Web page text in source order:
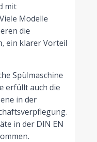
mit
Modelle
die
ein klarer Vorteil
Spülmaschine
erfüllt auch die
in der
in der DIN EN